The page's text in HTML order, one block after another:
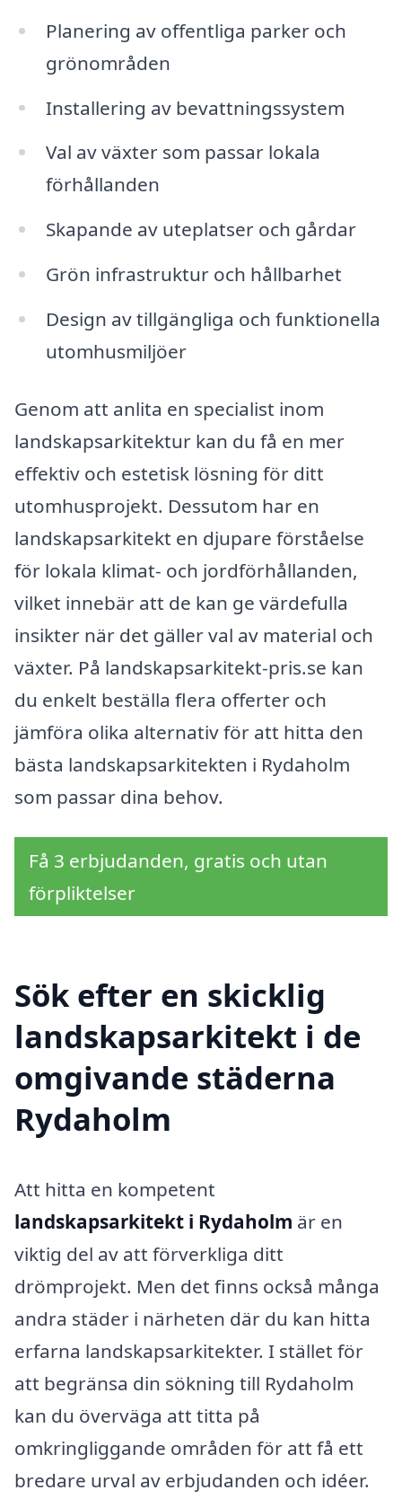
Planering av offentliga parker och
grönområden
Installering av bevattningssystem
Val av växter som passar lokala
förhållanden
Skapande av uteplatser och gårdar
Grön infrastruktur och hållbarhet
Design av tillgängliga och funktionella
utomhusmiljöer
Genom att anlita en specialist inom
landskapsarkitektur kan du få en mer
effektiv och estetisk lösning för ditt
utomhusprojekt. Dessutom har en
landskapsarkitekt en djupare förståelse
för lokala klimat- och jordförhållanden,
vilket innebär att de kan ge värdefulla
insikter när det gäller val av material och
växter. På landskapsarkitekt-pris.se kan
du enkelt beställa flera offerter och
jämföra olika alternativ för att hitta den
bästa landskapsarkitekten i Rydaholm
som passar dina behov.
Få 3 erbjudanden, gratis och utan
förpliktelser
Sök efter en skicklig
landskapsarkitekt i de
omgivande städerna
Rydaholm
Att hitta en kompetent
landskapsarkitekt i Rydaholm är en
viktig del av att förverkliga ditt
drömprojekt. Men det finns också många
andra städer i närheten där du kan hitta
erfarna landskapsarkitekter. I stället för
att begränsa din sökning till Rydaholm
kan du överväga att titta på
omkringliggande områden för att få ett
bredare urval av erbjudanden och idéer.